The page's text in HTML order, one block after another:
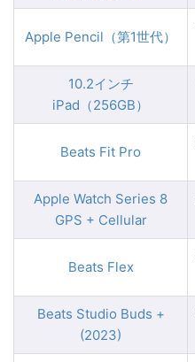
Apple Pencil（第1世代）
10.2インチ
iPad（256GB）
Beats Fit Pro
Apple Watch Series 8
GPS + Cellular
Beats Flex
Beats Studio Buds +
(2023)